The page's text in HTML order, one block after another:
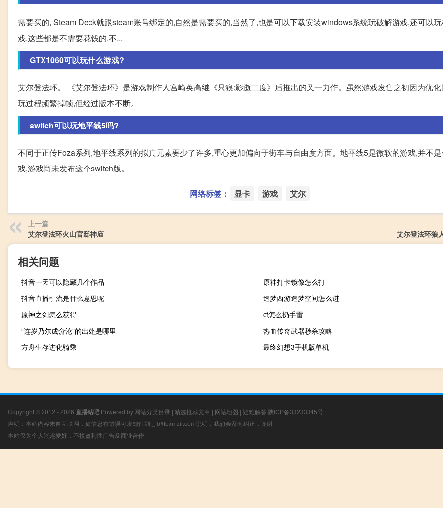
需要买的, Steam Deck就跟steam账号绑定的,自然是需要买的,当然了,也是可以下载安装windows系统玩破解游戏,还可以
戏,这些都是不需要花钱的,不...
GTX1060可以玩什么游戏?
艾尔登法环。 《艾尔登法环》是游戏制作人宫崎英高继《只狼:影逝二度》后推出的又一力作。虽然游戏发售之初因为优
玩过程频繁掉帧,但经过版本不断。
switch可以玩地平线5吗?
不同于正传Foza系列,地平线系列的拟真元素要少了许多,重心更加偏向于街车与自由度方面。地平线5是微软的游戏,并不
戏,游戏尚未发布这个switch版。
网络标签： 显卡 游戏 艾尔
上一篇
艾尔登法环火山官邸神庙
艾尔登法环狼
相关问题
抖音一天可以隐藏几个作品
原神打卡镜像怎么打
抖音直播引流是什么意思呢
造梦西游造梦空间怎么进
原神之剑怎么获得
cf怎么扔手雷
“连岁乃尔成奫沦”的出处是哪里
热血传奇武器秒杀攻略
方舟生存进化骑乘
最终幻想3手机版单机
Copyright © 2012 - 2026 直播站吧 Powered by 网站分类目录 | 精选推荐文章 | 网站地图 | 疑难解答 陕ICP备33233345号
声明：本站内容来自互联网，如信息有错误可发邮件到f_fb#foxmail.com说明，我们会及时纠正，谢谢
本站仅为个人兴趣爱好，不接盈利性广告及商业合作